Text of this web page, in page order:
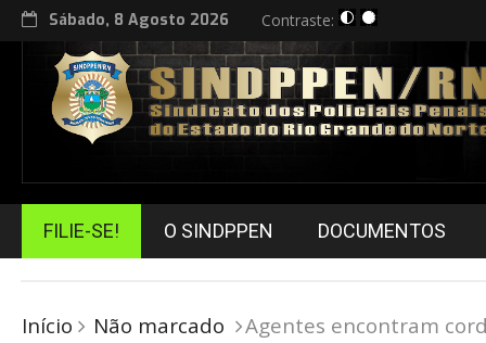
Sábado, 8 Agosto 2026 Contraste:
FILIE-SE! O SINDPPEN DOCUMENTOS
Início Não marcado
Agentes encontram